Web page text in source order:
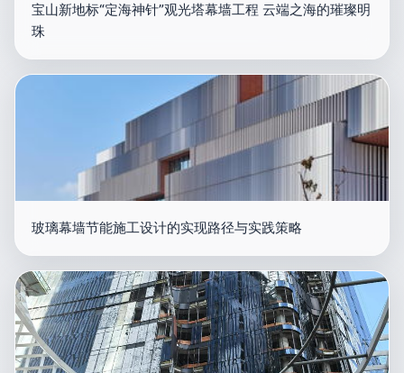
宝山新地标“定海神针”观光塔幕墙工程 云端之海的璀璨明
珠
玻璃幕墙节能施工设计的实现路径与实践策略